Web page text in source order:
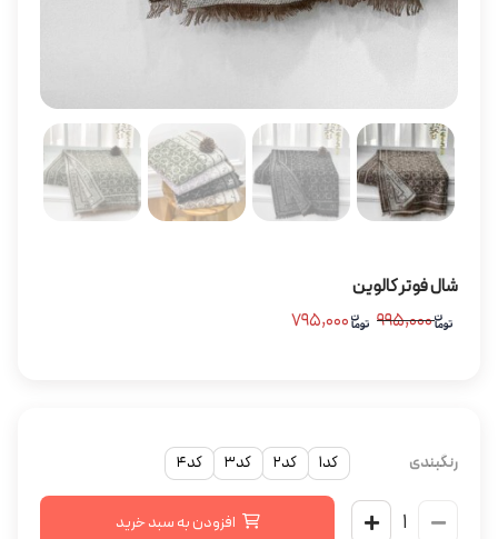
شال فوتر کالوین
۹۹۵,۰۰۰
رنگبندی کد1 کد2 کد3 کد4
افزودن به سبد خرید